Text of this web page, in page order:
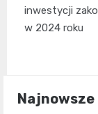
inwestycji
w 2024 roku
Najnowsze